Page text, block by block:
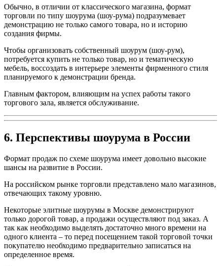
Обычно, в отличии от классического магазина, формат
торговли по типу шоурума (шоу-рума) подразумевает
демонстрацию не только самого товара, но и историю
создания фирмы.
Чтобы организовать собственный шоурум (шоу-рум),
потребуется купить не только товар, но и тематическую
мебель, воссоздать в интерьере элементы фирменного стиля
планируемого к демонстрации бренда.
Главным фактором, влияющим на успех работы такого
торгового зала, является обслуживание.
6. Перспективы шоурума в России
Формат продаж по схеме шоурума имеет довольно высокие
шансы на развитие в России.
На российском рынке торговли представлено мало магазинов,
отвечающих такому уровню.
Некоторые элитные шоурумы в Москве демонстрируют
только дорогой товар, а продажи осуществляют под заказ. А
так как необходимо выделять достаточно много времени на
одного клиента – то перед посещением такой торговой точки
покупателю необходимо предварительно записаться на
определенное время.